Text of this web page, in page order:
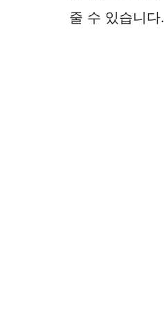
줄 수 있습니다.